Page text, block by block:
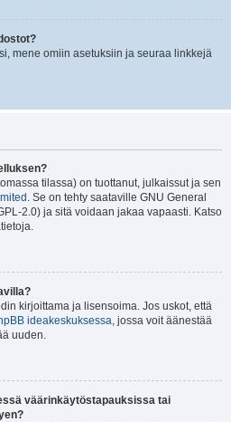
mene omiin asetuksiin ja seuraa linkkejä
tilassa) on tuottanut, julkaissut ja sen
. Se on tehty saataville GNU General
2.0) ja sitä voidaan jakaa vapaasti. Katso
kirjoittama ja lisensoima. Jos uskot, että
ideakeskuksessa, jossa voit äänestää
uuden.
väärinkäytöstapauksissa tai